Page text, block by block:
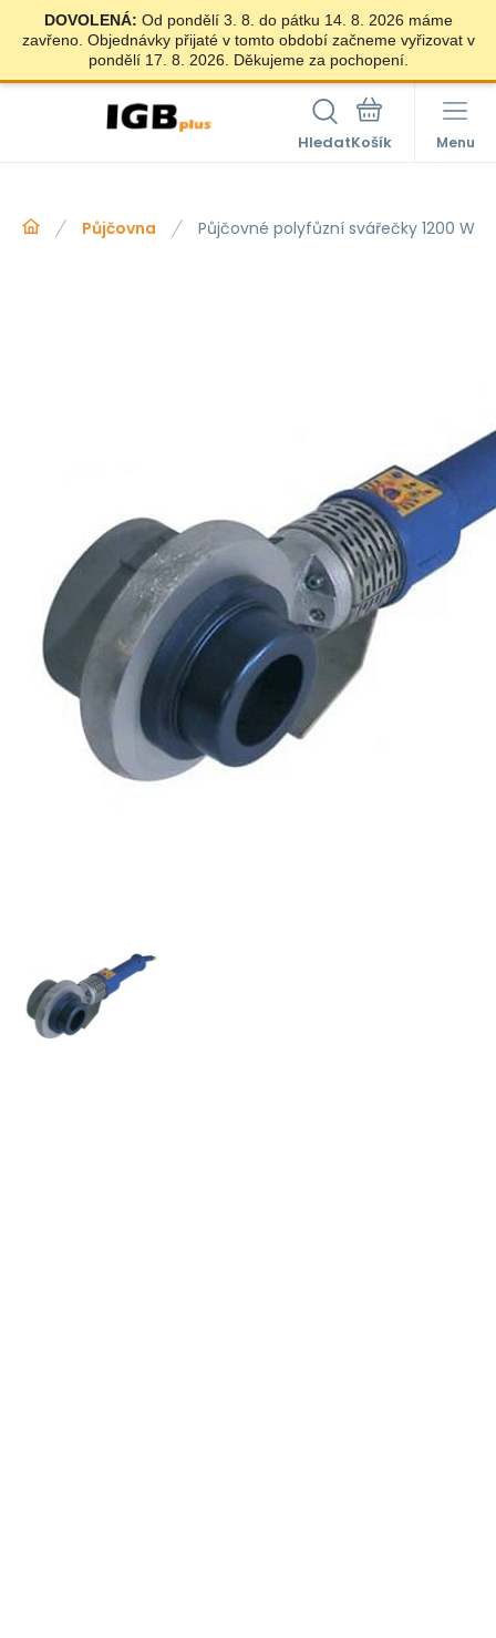
DOVOLENÁ: Od pondělí 3. 8. do pátku 14. 8. 2026 máme
zavřeno. Objednávky přijaté v tomto období začneme vyřizovat v
pondělí 17. 8. 2026. Děkujeme za pochopení.
Hledat Menu
Půjčovna Půjčovné polyfůzní svářečky 1200 W